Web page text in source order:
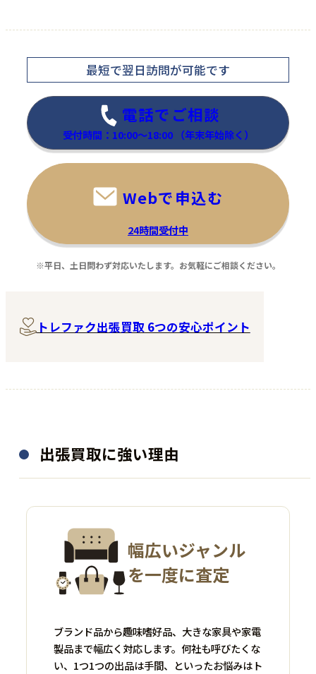
最短で翌日訪問が可能です
電話でご相談
受付時間：10:00～18:00 （年末年始除く）
Webで申込む
24時間受付中
※平日、土日問わず対応いたします。お気軽にご相談ください。
トレファク出張買取 6つの安心ポイント
出張買取に強い理由
幅広いジャンル
を一度に査定
ブランド品から趣味嗜好品、大きな家具や家電
製品まで幅広く対応します。何社も呼びたくな
い、1つ1つの出品は手間、といったお悩みはト